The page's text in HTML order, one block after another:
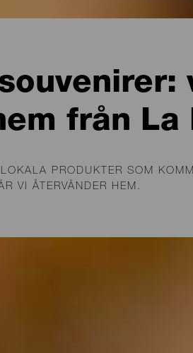
från La
PRODUKTER SOM
VI ÅTERVÄNDER HEM.